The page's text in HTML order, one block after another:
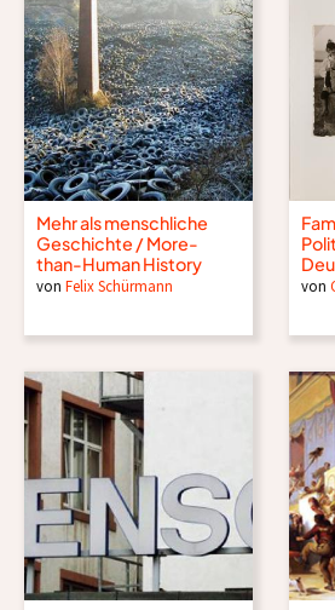
Mehr als menschliche
Geschichte / More-
than-Human History
von Felix Schürmann von